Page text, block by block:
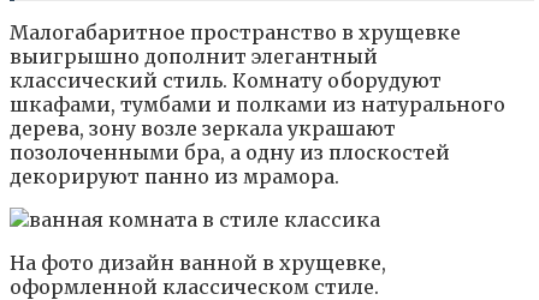
Малогабаритное пространство в хрущевке
выигрышно дополнит элегантный
классический стиль. Комнату оборудуют
шкафами, тумбами и полками из натурального
дерева, зону возле зеркала украшают
позолоченными бра, а одну из плоскостей
декорируют панно из мрамора.
На фото дизайн ванной в хрущевке,
оформленной классическом стиле.